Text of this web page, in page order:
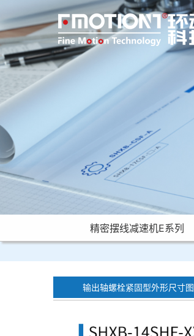
精密摆线减速机E系列
输出轴螺栓紧固型外形尺寸图